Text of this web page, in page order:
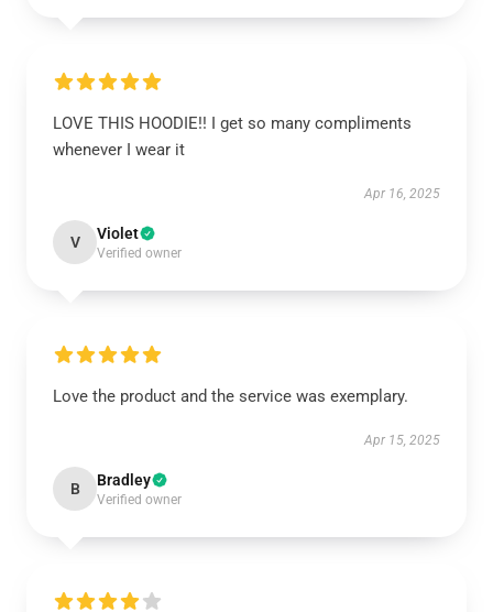
LOVE THIS HOODIE!! I get so many compliments
whenever I wear it
Apr 16, 2025
V Violet
Verified owner
Love the product and the service was exemplary.
Apr 15, 2025
B Bradley
Verified owner